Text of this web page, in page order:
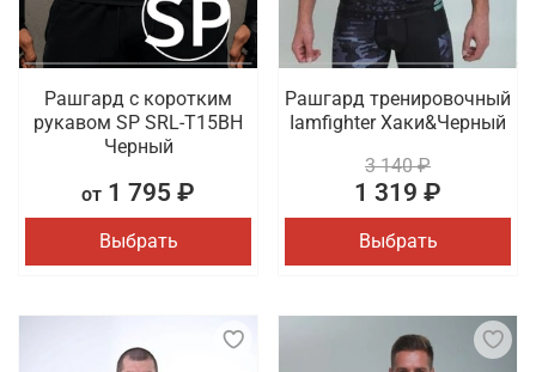
Рашгард с коротким
рукавом SP SRL-T15BH
Черный
от 1 795 ₽
Выбрать
Рашгард тренировочный
Iamfighter Хаки&Черный
3 140 ₽
1 319 ₽
Выбрать